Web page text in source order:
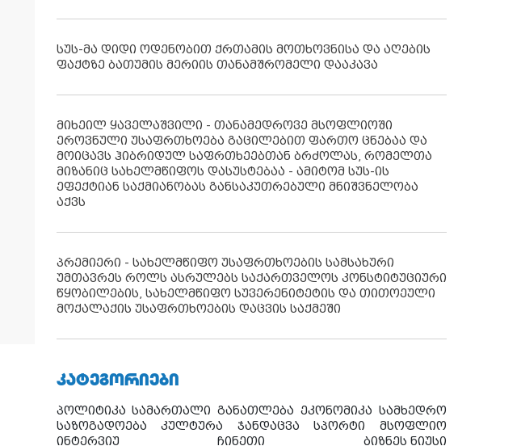
სუს-მა დიდი ოდენობით ქრთამის მოთხოვნისა და აღების
ფაქტზე ბათუმის მერიის თანამშრომელი დააკავა
მიხეილ ყაველაშვილი - თანამედროვე მსოფლიოში
ეროვნული უსაფრთხოება გაცილებით ფართო ცნებაა და
მოიცავს ჰიბრიდულ საფრთხეებთან ბრძოლას, რომელთა
მიზანიც სახელმწიფოს დასუსტებაა - ამიტომ სუს-ის
ეფექტიან საქმიანობას განსაკუთრებული მნიშვნელობა
აქვს
პრემიერი - სახელმწიფო უსაფრთხოების სამსახური
უმთავრეს როლს ასრულებს საქართველოს კონსტიტუციური
წყობილების, სახელმწიფო სუვერენიტეტის და თითოეული
მოქალაქის უსაფრთხოების დაცვის საქმეში
ᲙᲐᲢᲔᲒᲝᲠᲘᲔᲑᲘ
პოლიტიკა სამართალი განათლება ეკონომიკა სამხედრო
საზოგადოება
კულტურა ჯანდაცვა სპორტი
მსოფლიო
ინტერვიუ
ჩინეთი ბიზნეს ნიუსი